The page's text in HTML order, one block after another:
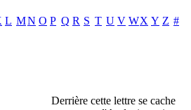
L MN O P Q R S T U V WX Y Z #
Derrière cette lettre se cache